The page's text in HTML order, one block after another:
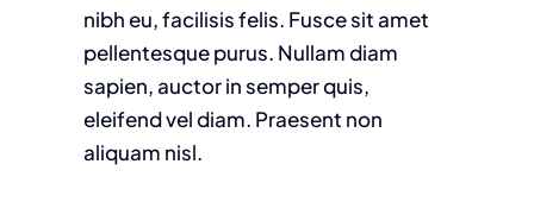
nibh eu, facilisis felis. Fusce sit amet
pellentesque purus. Nullam diam
sapien, auctor in semper quis,
eleifend vel diam. Praesent non
aliquam nisl.